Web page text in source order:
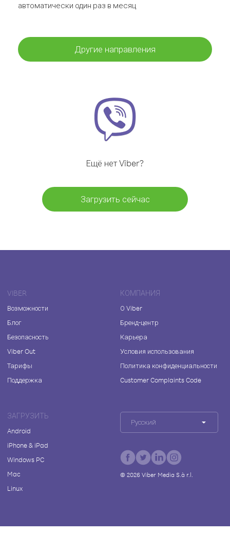
автоматически один раз в месяц
Другие направления
Ещё нет Viber?
Загрузить сейчас
VIBER
Возможности
Блог
Безопасность
Viber Out
Тарифы
Поддержка
КОМПАНИЯ
О Viber
Бренд-центр
Карьера
Условия использования
Политика конфиденциальности
Customer Complaints Code
ЗАГРУЗИТЬ
Android
iPhone & iPad
Windows PC
Mac
Linux
Русский
© 2026Viber Media S.à r.l.